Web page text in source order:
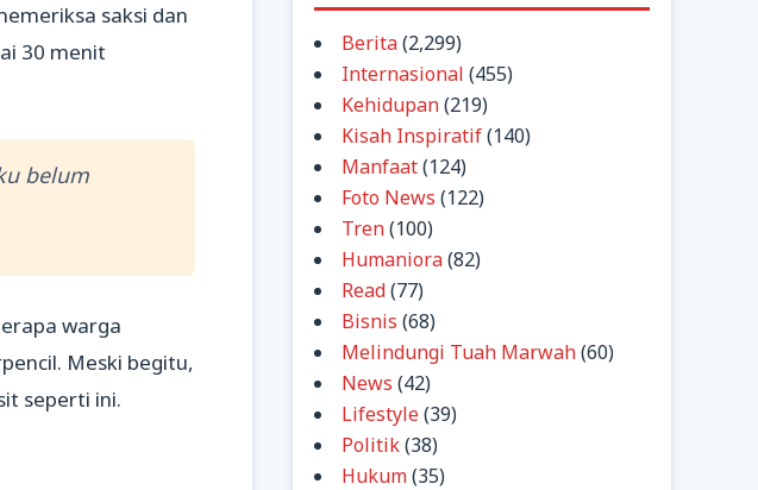
saksi dan
30 menit
belum
warga
Meski begitu,
seperti ini.
Berita(2,299)
Internasional (455)
Kehidupan(219)
Kisah Inspiratif(140)
Manfaat(124)
Foto News (122)
Tren(100)
Humaniora(82)
Read(77)
Bisnis (68)
Melindungi Tuah Marwah(60)
News (42)
Lifestyle(39)
Politik(38)
Hukum(35)